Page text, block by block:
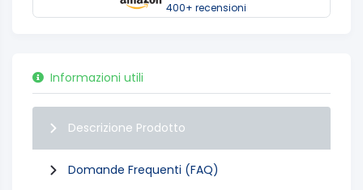
400+ recensioni
Informazioni utili
Descrizione Prodotto
Domande Frequenti (FAQ)